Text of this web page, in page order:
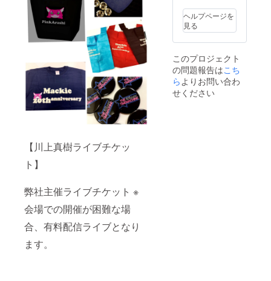
【川上真樹ライブチケッ
ト】
弊社主催ライブチケット ※
会場での開催が困難な場
合、有料配信ライブとなり
ます。
ヘルプページを
見る
このプロジェクト
の問題報告はこち
らよりお問い合わ
せください